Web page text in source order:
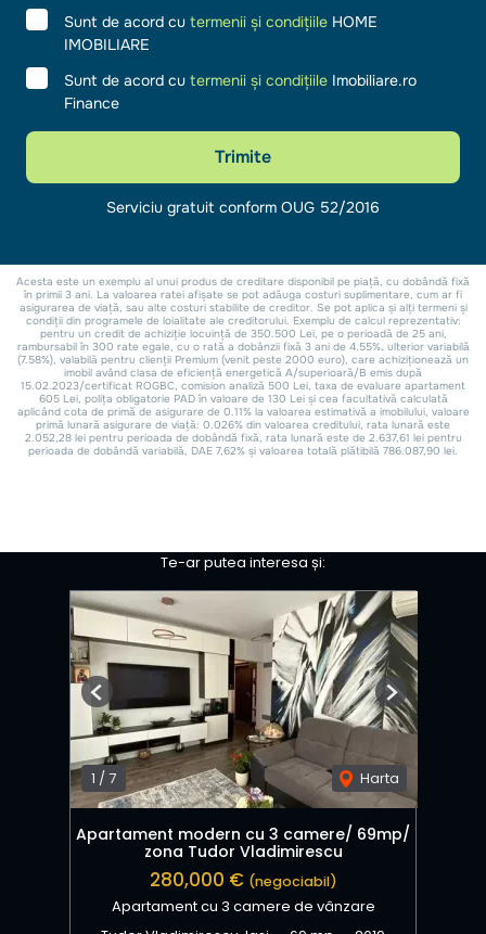
Te-ar putea interesa și:
1 / 7 Harta
Previous Next
Apartament modern cu 3 camere/ 69mp/
zona Tudor Vladimirescu
280,000 € (negociabil)
Apartament cu 3 camere de vânzare